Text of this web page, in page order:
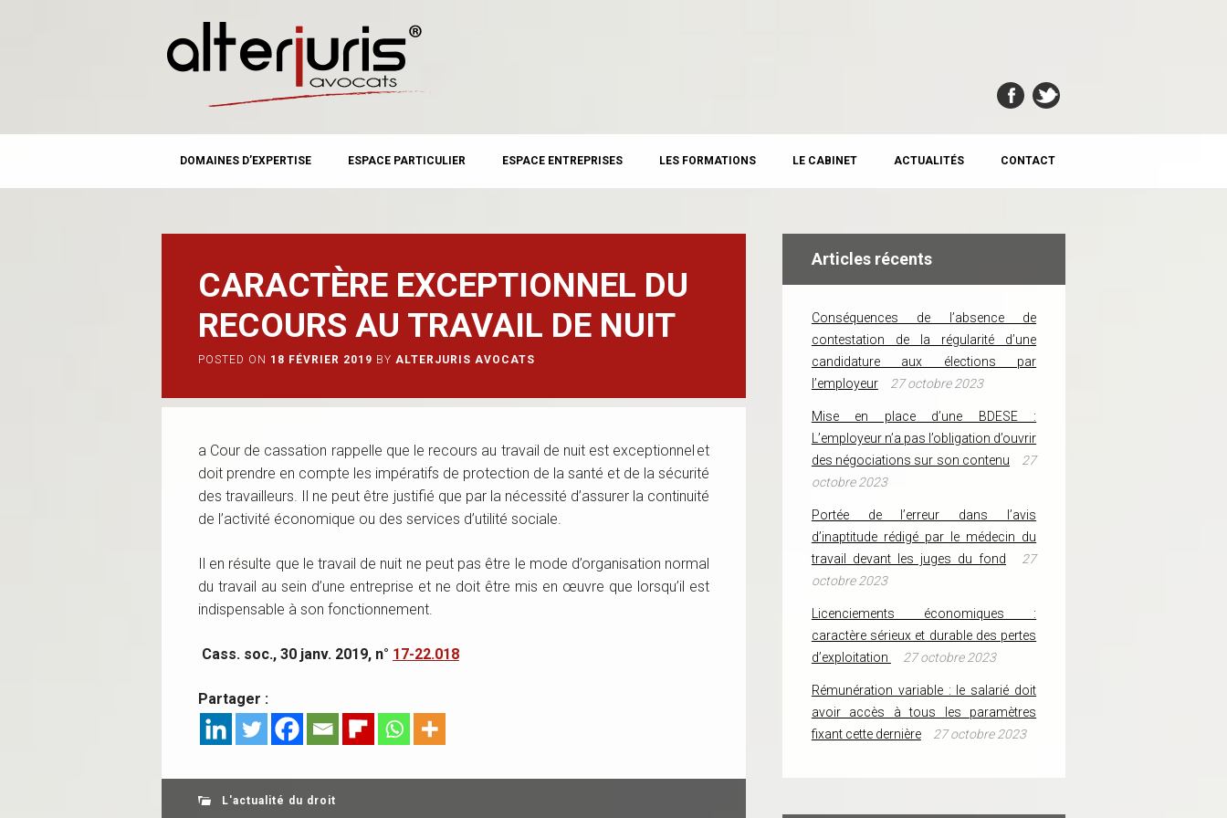
MAIN MENU
content
DOMAINES D’EXPERTISE ESPACE PARTICULIER ESPACE ENTREPRISES LES FORMATIONS LE CABINET ACTUALITÉS CONTACT
CARACTÈRE EXCEPTIONNEL DU
RECOURS AU TRAVAIL DE NUIT
POSTED ON 18 FÉVRIER 2019 BY ALTERJURIS AVOCATS
a Cour de cassation rappelle que le recours au travail de nuit est exceptionnel et
doit prendre en compte les impératifs de protection de la santé et de la sécurité
des travailleurs. Il ne peut être justifié que par la nécessité d’assurer la continuité
de l’activité économique ou des services d’utilité sociale.
Il en résulte que le travail de nuit ne peut pas être le mode d’organisation normal
du travail au sein d’une entreprise et ne doit être mis en œuvre que lorsqu’il est
indispensable à son fonctionnement.
Cass. soc., 30 janv. 2019, n° 17-22.018
Partager :
L'actualité du droit
Articles récents
Conséquences de l’absence de
contestation de la régularité d’une
candidature aux élections par
l’employeur
27 octobre 2023
Mise en place d’une BDESE :
L’employeur n’a pas l’obligation d’ouvrir
des négociations sur son contenu
27
octobre 2023
Portée de l’erreur dans l’avis
d’inaptitude rédigé par le médecin du
travail devant les juges du fond
27
octobre 2023
Licenciements économiques :
caractère sérieux et durable des pertes
d’exploitation
27 octobre 2023
Rémunération variable : le salarié doit
avoir accès à tous les paramètres
fixant cette dernière
27 octobre 2023